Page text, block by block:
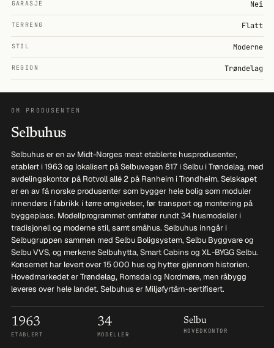
GARASJE Nei
TERRENG Flatt
STIL Moderne
REGION Trøndelag
OM PRODUSENTEN
Selbuhus
Selbuhus er en av Midt-Norges mest etablerte husprodusenter,
etablert i 1963 og lokalisert på Selbuvegen 817 i Selbu i Trøndelag, med
avdelingskontor på Rotvoll allé 2 på Ranheim i Trondheim. Selskapet
er en av få norske produsenter som bygger hele bolig som moduler
innendørs i fabrikk i tørre omgivelser, før transport og montering på
byggeplass. Modellprogrammet omfatter rundt 34 husmodeller i
tradisjonell og moderne stil, samt småhus. Selbuhus inngår i
Selbugruppen sammen med Selbu Boligsystem, Selbu Byggvare og
Selbu VVS, og merkene Selbuhytta, Smart Cabins og XL-BYGG Selbu.
Konsernet har levert over 15 000 hus og hytter gjennom historien.
Hovedmarkedet er Trøndelag, Romsdal og Nordmøre, men råbygg
leveres over hele landet. Selbuhus er Miljøfyrtårn-sertifisert.
1963
ETABLERT
34
MODELLER
Selbu
HOVEDKONTOR